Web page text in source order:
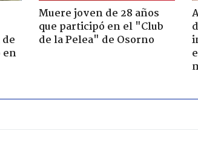
en
Muere joven de 28 años
que participó en el "Club
de la Pelea" de Osorno